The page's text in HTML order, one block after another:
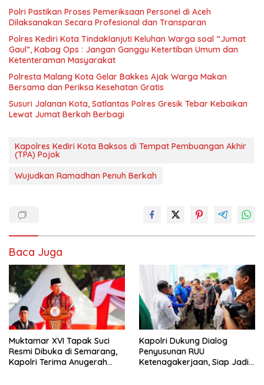
Polri Pastikan Proses Pemeriksaan Personel di Aceh
Dilaksanakan Secara Profesional dan Transparan
Polres Kediri Kota Tindaklanjuti Keluhan Warga soal “Jumat
Gaul”, Kabag Ops : Jangan Ganggu Ketertiban Umum dan
Ketenteraman Masyarakat
Polresta Malang Kota Gelar Bakkes Ajak Warga Makan
Bersama dan Periksa Kesehatan Gratis
Susuri Jalanan Kota, Satlantas Polres Gresik Tebar Kebaikan
Lewat Jumat Berkah Berbagi
Kapolres Kediri Kota Baksos di Tempat Pembuangan Akhir
(TPA) Pojok
Wujudkan Ramadhan Penuh Berkah
Baca Juga
Muktamar XVI Tapak Suci
Resmi Dibuka di Semarang,
Kapolri Terima Anugerah
Kapolri Dukung Dialog
Penyusunan RUU
Ketenagakerjaan, Siap Jadi